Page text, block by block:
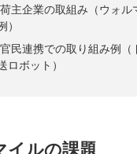
荷主企業の取組み（ウォル
）
官民連携での取り組み例（
ロボット）
イルの課題